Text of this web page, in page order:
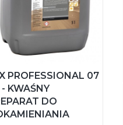
PROFESSIONAL 07
KWAŚNY
DO